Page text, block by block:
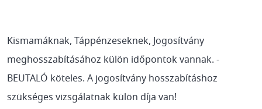
Kismamáknak, Táppénzeseknek, Jogosítvány
meghosszabításához külön időpontok vannak. -
BEUTALÓ köteles. A jogosítvány hosszabításhoz
szükséges vizsgálatnak külön díja van!